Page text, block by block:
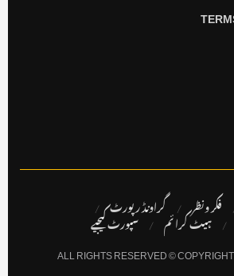
فکر ونظر گراونڈ رپورٹ
ہیٹ کرا ئم سپورٹ کیجیے